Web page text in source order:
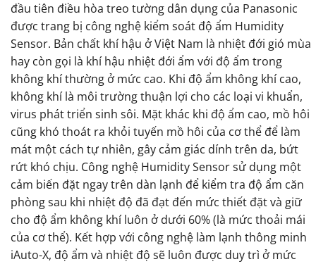
đầu tiên điều hòa treo tường dân dụng của Panasonic
được trang bị công nghệ kiểm soát độ ẩm Humidity
Sensor. Bản chất khí hậu ở Việt Nam là nhiệt đới gió mùa
hay còn gọi là khí hậu nhiệt đới ẩm với độ ẩm trong
không khí thường ở mức cao. Khi độ ẩm không khí cao,
không khí là môi trường thuận lợi cho các loại vi khuẩn,
virus phát triển sinh sôi. Mặt khác khi độ ẩm cao, mồ hôi
cũng khó thoát ra khỏi tuyến mồ hôi của cơ thể để làm
mát một cách tự nhiên, gây cảm giác dính trên da, bứt
rứt khó chịu. Công nghệ Humidity Sensor sử dụng một
cảm biến đặt ngay trên dàn lạnh để kiểm tra độ ẩm căn
phòng sau khi nhiệt độ đã đạt đến mức thiết đặt và giữ
cho độ ẩm không khí luôn ở dưới 60% (là mức thoải mái
của cơ thể). Kết hợp với công nghệ làm lạnh thông minh
iAuto-X, độ ẩm và nhiệt độ sẽ luôn được duy trì ở mức